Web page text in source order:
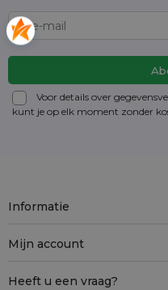
Voor details over
kunt je op elk moment zonder
Informatie
Mijn account
Heeft u een vraag?